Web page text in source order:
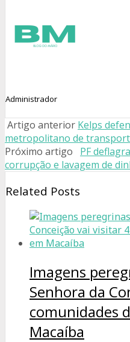
Administrador
Artigo anterior Kelps
metropolitano de
Próximo artigo
PF
corrupção e lavagem de
Related Posts
Imagens
Senhora da
comunidades
Macaíba